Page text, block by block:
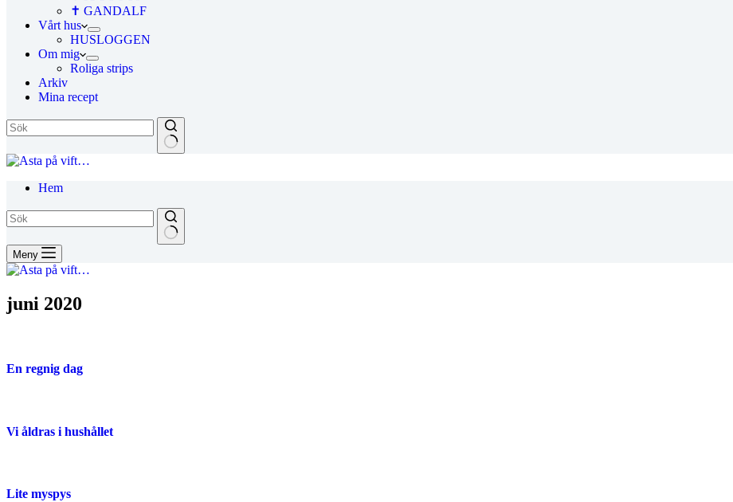
✝ GANDALF
Vårt hus
HUSLOGGEN
Om mig
Roliga strips
Arkiv
Mina recept
Hem
Meny
juni 2020
En regnig dag
Vi åldras i hushållet
Lite myspys